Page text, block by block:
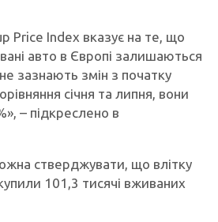
Price Index вказує на те, що
авто в Європі залишаються
зазнають змін з початку
січня та липня, вони
– підкреслено в
стверджувати, що влітку
101,3 тисячі вживаних